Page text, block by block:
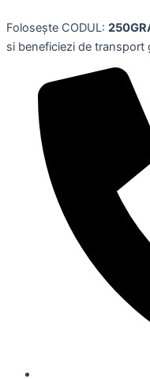
to
content
Folosește CODUL:
si beneficiezi de transport
pliabil
apa
plastic
pentru
camping,7.5
YILAKO
quantity